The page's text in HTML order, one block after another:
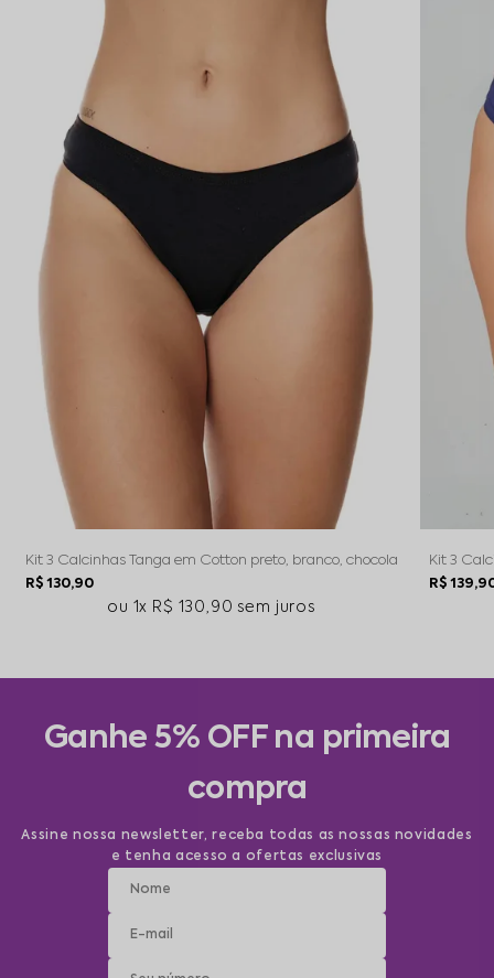
Kit 3 Calcinhas Tanga em Cotton preto, branco, chocolate
R$ 130,90
1x R$ 130,90sem juros
Kit 3
R$
Ganhe 5% OFF na primeira
compra
Assine nossa newsletter, receba todas as nossas novidades
e tenha acesso a ofertas exclusivas